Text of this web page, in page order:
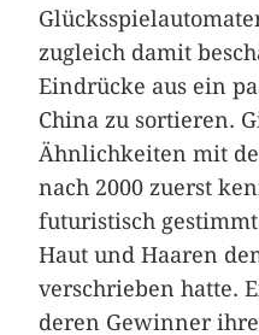
zugleich damit
Eindrücke aus ein
China zu sortieren.
Ähnlichkeiten mit
nach 2000 zuerst
futuristisch
Haut und Haaren
verschrieben hatte.
deren Gewinner